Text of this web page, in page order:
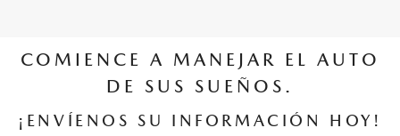
COMIENCE A MANEJAR EL AUTO
DE SUS SUEÑOS.
¡ENVÍENOS SU INFORMACIÓN HOY!